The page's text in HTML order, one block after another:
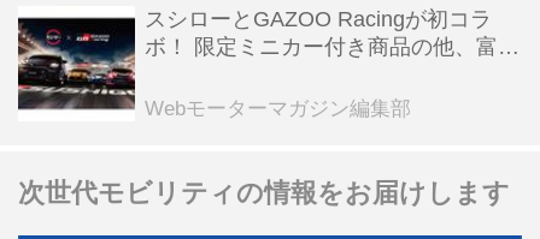
スシローとGAZOO Racingが初コラ
ボ！ 限定ミニカー付き商品の他、富士
る抽選企画などを展開
Webモーターマガジン編集部
次世代モビリティの情報をお届けします